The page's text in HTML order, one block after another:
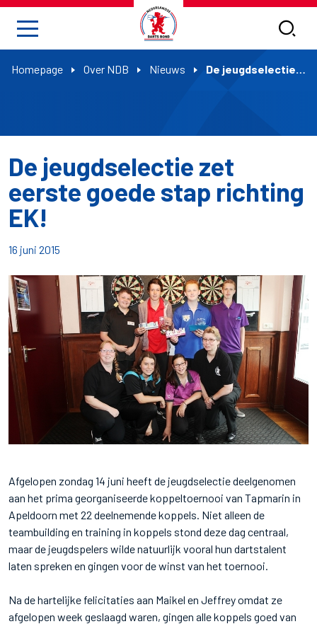
Homepage Over NDB Nieuws De jeugdselectie zet eerste goede stap richting EK!
De jeugdselectie zet
eerste goede stap richting
EK!
16 juni 2015
Afgelopen zondag 14 juni heeft de jeugdselectie deelgenomen
aan het prima georganiseerde koppeltoernooi van Tapmarin in
Apeldoorn met 22 deelnemende koppels. Niet alleen de
teambuilding en training in koppels stond deze dag centraal,
maar de jeugdspelers wilde natuurlijk vooral hun dartstalent
laten spreken en gingen voor de winst van het toernooi.
Na de hartelijke felicitaties aan Maikel en Jeffrey omdat ze
afgelopen week geslaagd waren, gingen alle koppels goed van